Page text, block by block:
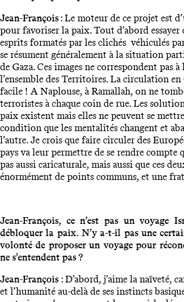
Jean-François : Le moteur de ce projet est
pour favoriser la paix. Tout d’abord essayer
esprits formatés par les clichés véhiculés
se résument généralement à la situation
de Gaza. Ces images ne correspondent pas
l’ensemble des Territoires. La circulation
facile ! A Naplouse, à Ramallah, on ne
terroristes à chaque coin de rue. Les
paix existent mais elles ne peuvent se mettre
condition que les mentalités changent et
l’autre. Je crois que faire circuler des
pays va leur permettre de se rendre compte
pas aussi caricaturale, mais aussi que ces
énormément de points communs, et une
Jean-François, ce n’est pas un voyage
débloquer la paix. N’y a-t-il pas une
volonté de proposer un voyage pour
ne s’entendent pas ?
Jean-François : D’abord, j’aime la naïveté,
et l’humanité au-delà de ses instincts